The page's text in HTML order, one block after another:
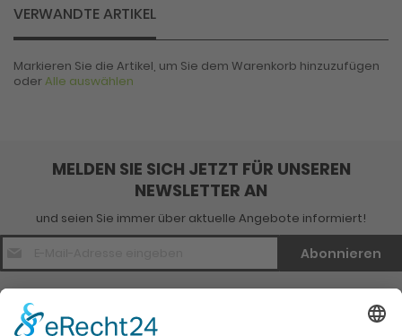
VERWANDTE ARTIKEL
Markieren Sie die Artikel, um Sie dem Warenkorb hinzuzufügen
oderAlle auswählen
MELDEN SIE SICH JETZT FÜR UNSEREN
NEWSLETTER AN
und seien Sie immer über aktuelle Angebote informiert!
E-
Adresse
*
Abonnieren